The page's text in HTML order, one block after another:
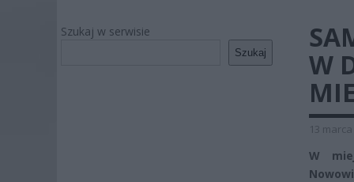
Szukaj w serwisie
Szukaj
W
13 marca
W